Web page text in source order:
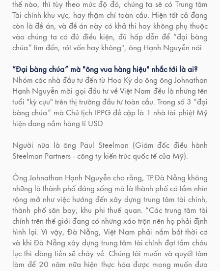
thế nào, thì tùy theo mức độ đó, chúng ta sẽ có Trung tâm
Tài chính khu vực, hay thậm chí toàn cầu. Hiện tất cả đang
còn là đề án, và đề án này có khả thi hay không phụ thuộc
vào chúng ta có đủ điều kiện, đủ hấp dẫn để “đại bàng
chúa” tìm đến, rót vốn hay không", ông Hạnh Nguyễn nói.
“Đại bàng chúa” mà "ông vua hàng hiệu" nhắc tới là ai?
Nhóm các nhà đầu tư đến từ Hoa Kỳ do ông ông Johnathan
Hạnh Nguyễn mời gọi đầu tư về Việt Nam đều là những tên
tuổi "kỳ cựu" trên thị trường đầu tư toàn cầu. Trong số 3 “đại
bàng chúa” mà Chủ tịch IPPG đề cập là 1 nhà tài phiệt Mỹ
hiện đang nắm hàng tỉ USD.
Người nữa là ông Paul Steelman (Giám đốc điều hành
Steelman Partners - công ty kiến trúc quốc tế của Mỹ).
Ông Johnathan Hạnh Nguyễn cho rằng, TP.Đà Nẵng không
những là thành phố đáng sống mà là thành phố có tầm nhìn
rộng mở như việc hướng đến xây dựng trung tâm tài chính,
thành phố sân bay, khu phi thuế quan. “Các trung tâm tài
chính trên thế giới đang có những xáo trộn nên họ phải định
hình lại. Vì vậy, Đà Nẵng, Việt Nam phải nắm bắt thời cơ
và khi Đà Nẵng xây dựng trung tâm tài chính đạt tầm châu
lục thì dòng tiền sẽ chảy về. Chúng tôi muốn và quyết tâm
làm để 20 năm nữa hiện thực hóa được mong muốn đưa